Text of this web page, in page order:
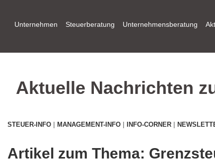
springen
Unternehmen Steuerberatung Unternehmensberatung
Aktuelle Nachrichten
STEUER-INFO | MANAGEMENT-INFO | INFO-CORNER |
Artikel zum Thema: